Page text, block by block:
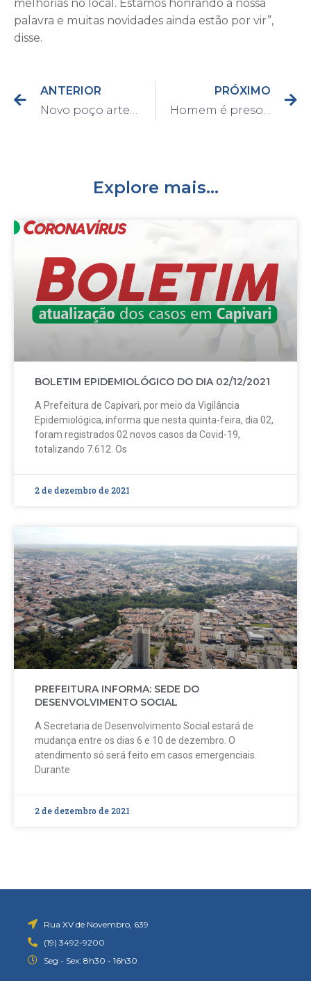
melhorias no local. Estamos honrando a nossa
palavra e muitas novidades ainda estão por vir”,
disse.
ANTERIOR
PRÓXIMO
Explore mais...
BOLETIM EPIDEMIOLÓGICO DO DIA 02/12/2021
A Prefeitura de Capivari, por meio da Vigilância
Epidemiológica, informa que nesta quinta-feira, dia 02,
foram registrados 02 novos casos da Covid-19,
totalizando 7.612. Os
2 de dezembro de 2021
PREFEITURA INFORMA: SEDE DO
DESENVOLVIMENTO SOCIAL
A Secretaria de Desenvolvimento Social estará de
mudança entre os dias 6 e 10 de dezembro. O
atendimento só será feito em casos emergenciais.
Durante
2 de dezembro de 2021
Rua XV de Novembro, 639
(19) 3492-9200
Seg - Sex: 8h30 - 16h30